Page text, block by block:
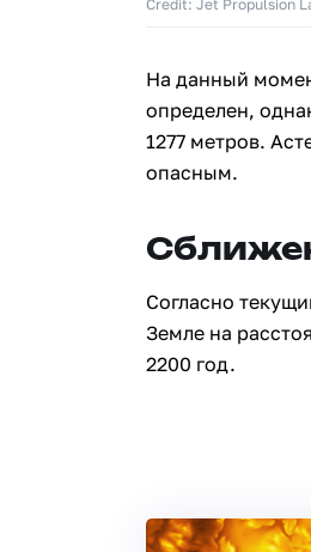
Credit: Jet Propulsion
На данный
определен,
1277 метров.
опасным.
Согласно
Земле на
2200 год.